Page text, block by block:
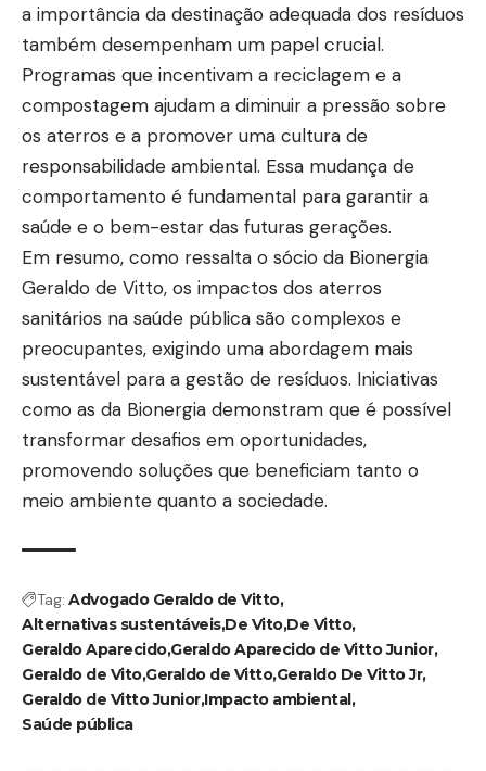
a importância da destinação adequada dos resíduos
também desempenham um papel crucial.
Programas que incentivam a reciclagem e a
compostagem ajudam a diminuir a pressão sobre
os aterros e a promover uma cultura de
responsabilidade ambiental. Essa mudança de
comportamento é fundamental para garantir a
saúde e o bem-estar das futuras gerações.
Em resumo, como ressalta o sócio da Bionergia
Geraldo de Vitto, os impactos dos aterros
sanitários na saúde pública são complexos e
preocupantes, exigindo uma abordagem mais
sustentável para a gestão de resíduos. Iniciativas
como as da Bionergia demonstram que é possível
transformar desafios em oportunidades,
promovendo soluções que beneficiam tanto o
meio ambiente quanto a sociedade.
Tag: Advogado Geraldo de Vitto
Alternativas sustentáveisDe VitoDe Vitto
Geraldo AparecidoGeraldo Aparecido de Vitto Junior
Geraldo de VitoGeraldo de VittoGeraldo De Vitto Jr
Geraldo de Vitto JuniorImpacto ambiental
Saúde pública